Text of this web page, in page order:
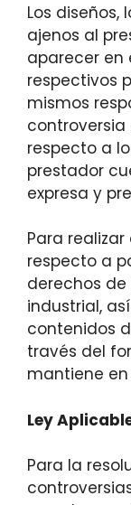
Los
ajenos al
aparecer en
respectivos
mismos
respecto a
prestador
expresa y
Para
respecto a
derechos
industrial,
contenidos
través del
mantiene en
Ley
Para la